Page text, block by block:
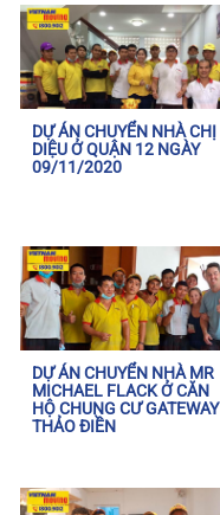
DỰ ÁN CHUYỂN NHÀ CHỊ
DIỆU Ở QUẬN 12 NGÀY
09/11/2020
DỰ ÁN CHUYỂN NHÀ MR
MICHAEL FLACK Ở CĂN
HỘ CHUNG CƯ GATEWAY
THẢO ĐIỀN